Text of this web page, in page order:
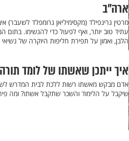
ארה"ב
מרטין גרינפילד (מקסימיליאן גרומפלד
עתיד טוב יותר, ואף לפעול כדי להגשימו.
הלבן, ואמון על תפירת חליפות היוקרה של
איך ייתכן שאשתו של לומד
אדם מבקש מאשתו רשות ללכת לבית המדרש
שיקבל על הלימוד והשכר שתקבל אשתו? ומה